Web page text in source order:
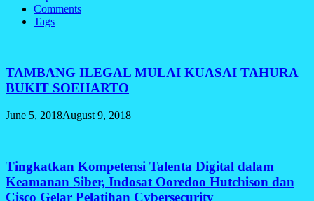
Comments
Tags
TAMBANG ILEGAL MULAI KUASAI TAHURA
BUKIT SOEHARTO
June 5, 2018August 9, 2018
Tingkatkan Kompetensi Talenta Digital dalam
Keamanan Siber, Indosat Ooredoo Hutchison dan
Cisco Gelar Pelatihan Cybersecurity